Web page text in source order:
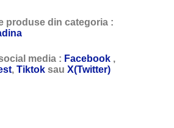
produse din categoria :
media : Facebook ,
, Tiktok sau X(Twitter)